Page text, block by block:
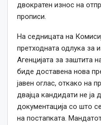
двократен износ на
прописи.
На седницата на
претходната одлука за
Агенцијата за заштита
биде доставена нова
јавен оглас, откако на
двајца кандидати не ја
документација со што
на постапката.